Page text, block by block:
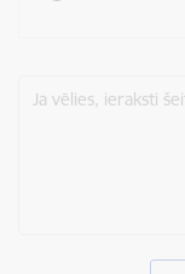
Ja vēlies, ieraksti